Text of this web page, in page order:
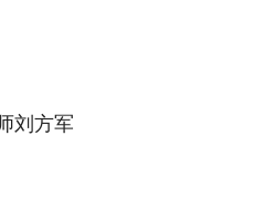
刘方军